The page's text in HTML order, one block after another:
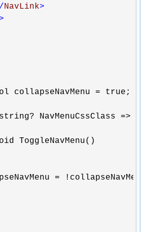
NavLink>
>
collapseNavMenu = true;
NavMenuCssClass =>
ToggleNavMenu()
=